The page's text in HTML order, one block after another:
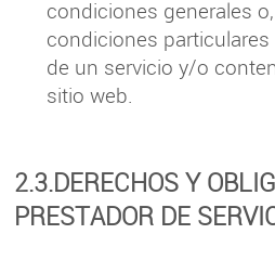
condiciones generales
condiciones
de un servicio y/o
sitio web.
2.3.DERECHOS Y
PRESTADOR DE